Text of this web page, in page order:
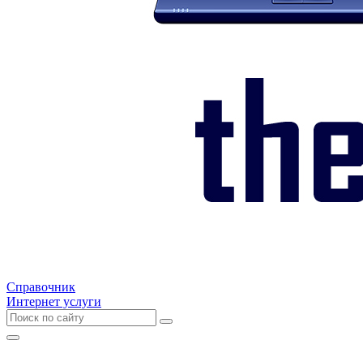
Справочник
Интернет услуги